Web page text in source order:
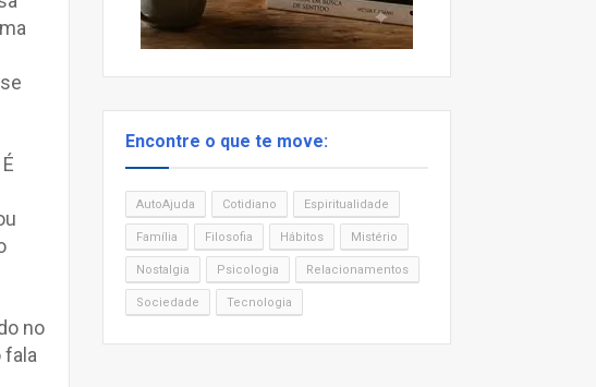
no
fala
Encontre o que te move:
AutoAjuda Cotidiano Espiritualidade
Família Filosofia Hábitos Mistério
Nostalgia Psicologia Relacionamentos
Sociedade Tecnologia